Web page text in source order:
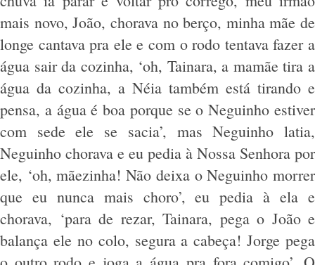
mais novo, João, chorava no berço, minha mãe de
longe cantava pra ele e com o rodo tentava fazer a
água sair da cozinha, ‘oh, Tainara, a mamãe tira a
água da cozinha, a Néia também está tirando e
pensa, a água é boa porque se o Neguinho estiver
com sede ele se sacia’, mas Neguinho latia,
Neguinho chorava e eu pedia à Nossa Senhora por
ele, ‘oh, mãezinha! Não deixa o Neguinho morrer
que eu nunca mais choro’, eu pedia à ela e
chorava, ‘para de rezar, Tainara, pega o João e
balança ele no colo, segura a cabeça! Jorge pega